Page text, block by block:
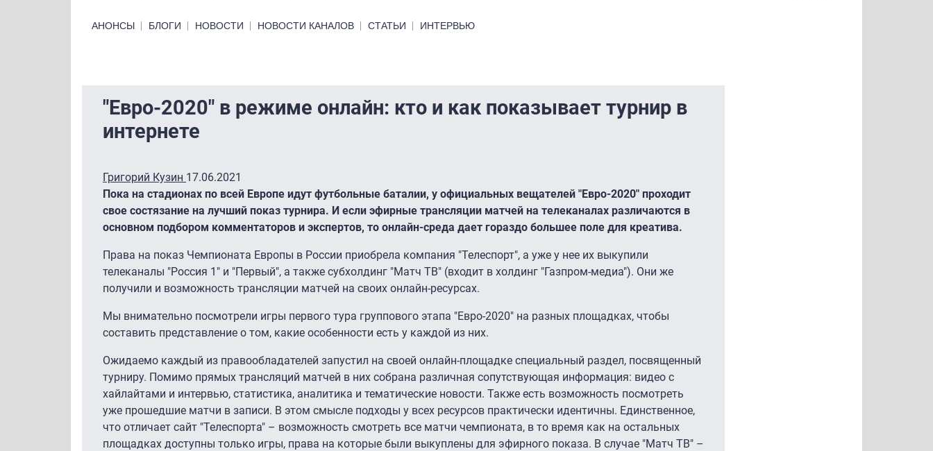
Primary links bottom
АНОНСЫ БЛОГИ НОВОСТИ НОВОСТИ КАНАЛОВ СТАТЬИ ИНТЕРВЬЮ
"Евро-2020" в режиме онлайн: кто и как показывает турнир в
интернете
Григорий Кузин 17.06.2021
Пока на стадионах по всей Европе идут футбольные баталии, у официальных вещателей "Евро-2020" проходит
свое состязание на лучший показ турнира. И если эфирные трансляции матчей на телеканалах различаются в
основном подбором комментаторов и экспертов, то онлайн-среда дает гораздо большее поле для креатива.
Права на показ Чемпионата Европы в России приобрела компания "Телеспорт", а уже у нее их выкупили
телеканалы "Россия 1" и "Первый", а также субхолдинг "Матч ТВ" (входит в холдинг "Газпром-медиа"). Они же
получили и возможность трансляции матчей на своих онлайн-ресурсах.
Мы внимательно посмотрели игры первого тура группового этапа "Евро-2020" на разных площадках, чтобы
составить представление о том, какие особенности есть у каждой из них.
Ожидаемо каждый из правообладателей запустил на своей онлайн-площадке специальный раздел, посвященный
турниру. Помимо прямых трансляций матчей в них собрана различная сопутствующая информация: видео с
хайлайтами и интервью, статистика, аналитика и тематические новости. Также есть возможность посмотреть
уже прошедшие матчи в записи. В этом смысле подходы у всех ресурсов практически идентичны. Единственное,
что отличает сайт "Телеспорта" – возможность смотреть все матчи чемпионата, в то время как на остальных
площадках доступны только игры, права на которые были выкуплены для эфирного показа. В случае "Матч ТВ" –